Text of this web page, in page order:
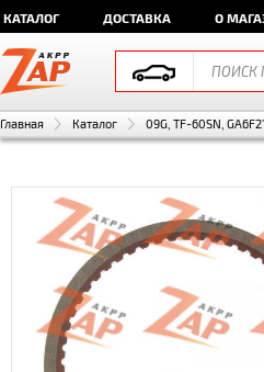
КАТАЛОГ ДОСТАВКА О
Главная Каталог 09G, TF-60SN,